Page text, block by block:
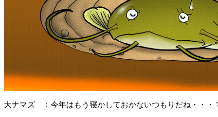
大ナマズ ：今年はもう寝かしておかないつもりだね・・・